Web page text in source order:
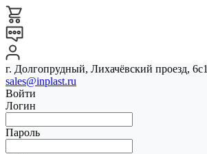
г. Долгопрудный, Лихачёвский проезд, 6с1
sales@inplast.ru
Войти
Логин
Пароль